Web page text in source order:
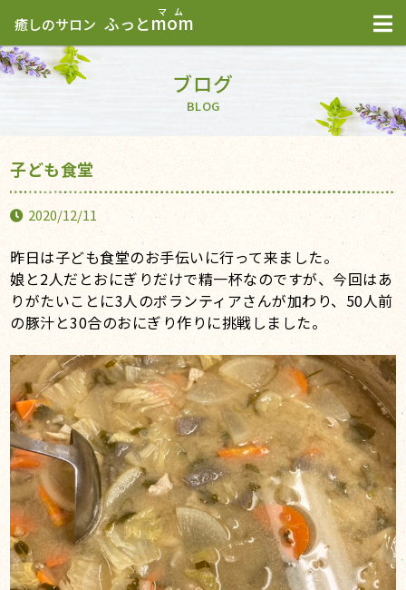
癒しのサロン ふっとmom
ブログ
BLOG
子ども食堂
2020/12/11
昨日は子ども食堂のお手伝いに行って来ました。
娘と2人だとおにぎりだけで精一杯なのですが、今回はあ
りがたいことに3人のボランティアさんが加わり、50人前
の豚汁と30合のおにぎり作りに挑戦しました。